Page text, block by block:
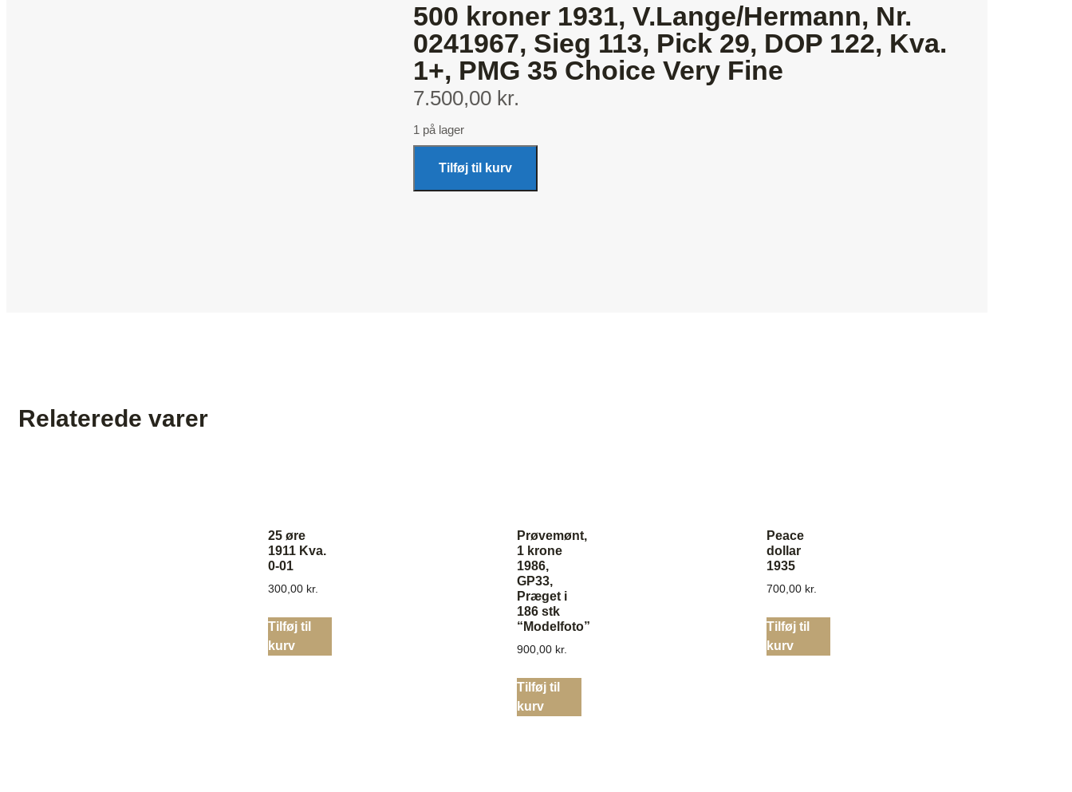
500 kroner 1931, V.Lange/Hermann, Nr.
0241967, Sieg 113, Pick 29, DOP 122, Kva.
1+, PMG 35 Choice Very Fine
7.500,00 kr.
1 på lager
Tilføj til kurv
Relaterede varer
25 øre
1911 Kva.
0-01
300,00 kr.
Tilføj til
kurv
Prøvemønt,
1 krone
1986,
GP33,
Præget i
186 stk
“Modelfoto”
900,00 kr.
Tilføj til
kurv
Peace
dollar
1935
700,00 kr.
Tilføj til
kurv